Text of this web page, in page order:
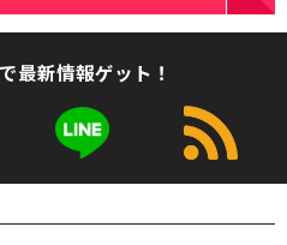
最新情報ゲット！